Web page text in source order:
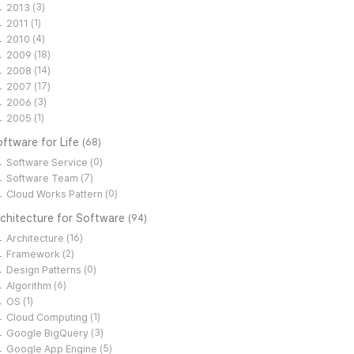
2013 (3)
2011 (1)
2010 (4)
2009 (18)
2008 (14)
2007 (17)
2006 (3)
2005 (1)
for Life (68)
Software Service (0)
Software Team (7)
Cloud Works Pattern (0)
for Software (94)
Architecture (16)
Framework (2)
Design Patterns (0)
Algorithm (6)
OS (1)
Cloud Computing (1)
Google BigQuery (3)
Google App Engine (5)